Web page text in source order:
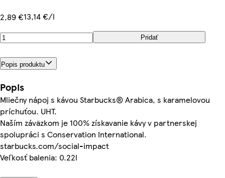
2,89 €13,14 €/l
Pridať
Popis produktu
Popis
Mliečny nápoj s kávou Starbucks® Arabica, s karamelovou
príchuťou. UHT.
Naším záväzkom je 100% získavanie kávy v partnerskej
spolupráci s Conservation International.
starbucks.com/social-impact
Veľkosť balenia: 0.22l